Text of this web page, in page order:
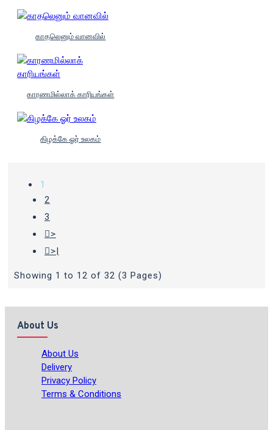
காதலெனும் வானவில்
காரணமில்லாக் காரியங்கள்
கிழக்கே ஓர் உலகம்
1
2
3
>
>|
Showing 1 to 12 of 32 (3 Pages)
About Us
About Us
Delivery
Privacy Policy
Terms & Conditions